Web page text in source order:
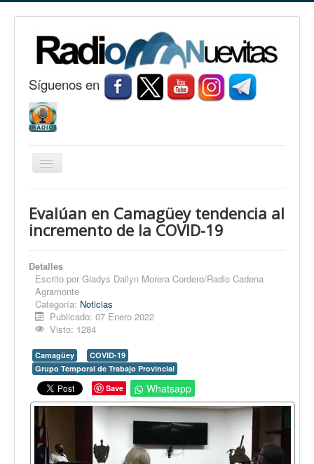
Síguenos en
Cambiar
Nuevitas
Conozca Nuevitas
Fotorreportaje
Opinión
Medio Ambiente
Ciencia, tecnología y curiosidades
Francés
Inglés
Desempolvando la historia
Evalúan en Camagüey tendencia al
incremento de la COVID-19
Detalles
Escrito por Gladys Dailyn Morera Cordero/Radio Cadena
Agramonte
Categoría: Noticias
Publicado: 07 Enero 2022
Visto: 1284
Camagüey
COVID-19
Grupo Temporal de Trabajo Provincial
Save
Whatsapp